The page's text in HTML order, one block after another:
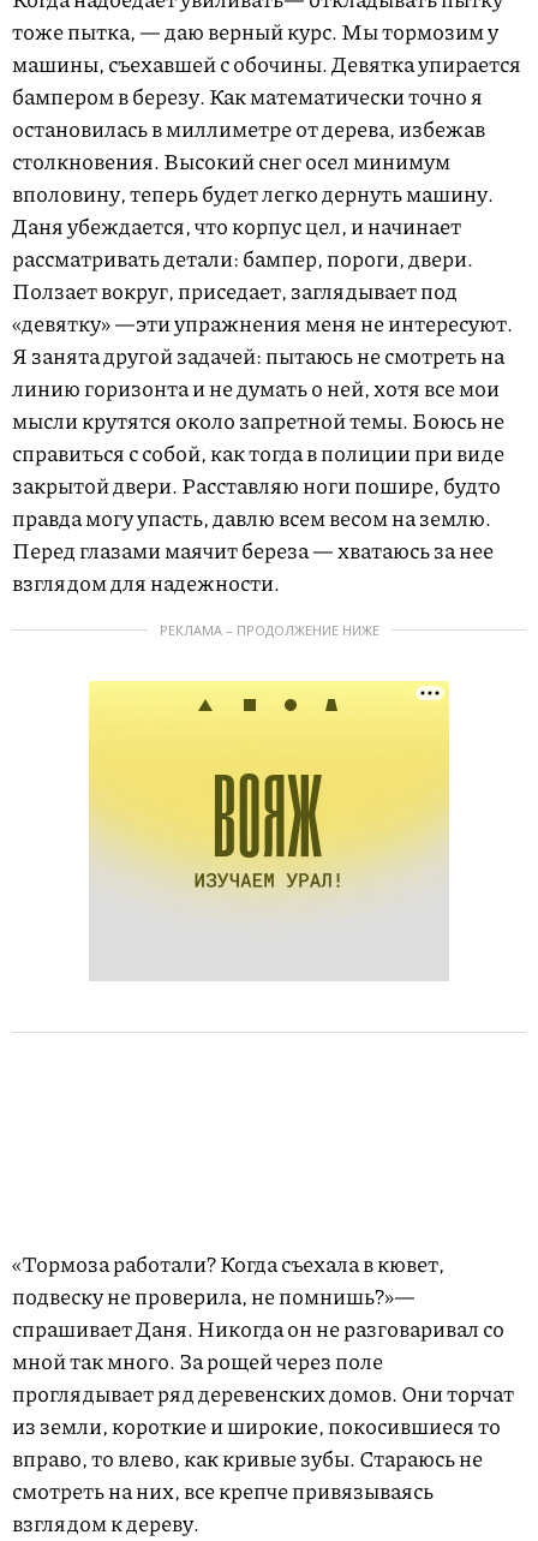
тоже пытка, — даю верный курс. Мы тормозим у
машины, съехавшей с обочины. Девятка упирается
бампером в березу. Как математически точно я
остановилась в миллиметре от дерева, избежав
столкновения. Высокий снег осел минимум
вполовину, теперь будет легко дернуть машину.
Даня убеждается, что корпус цел, и начинает
рассматривать детали: бампер, пороги, двери.
Ползает вокруг, приседает, заглядывает под
«девятку» —эти упражнения меня не интересуют.
Я занята другой задачей: пытаюсь не смотреть на
линию горизонта и не думать о ней, хотя все мои
мысли крутятся около запретной темы. Боюсь не
справиться с собой, как тогда в полиции при виде
закрытой двери. Расставляю ноги пошире, будто
правда могу упасть, давлю всем весом на землю.
Перед глазами маячит береза — хватаюсь за нее
взглядом для надежности.
РЕКЛАМА – ПРОДОЛЖЕНИЕ НИЖЕ
«Тормоза работали? Когда съехала в кювет,
подвеску не проверила, не помнишь?»—
спрашивает Даня. Никогда он не разговаривал со
мной так много. За рощей через поле
проглядывает ряд деревенских домов. Они торчат
из земли, короткие и широкие, покосившиеся то
вправо, то влево, как кривые зубы. Стараюсь не
смотреть на них, все крепче привязываясь
взглядом к дереву.